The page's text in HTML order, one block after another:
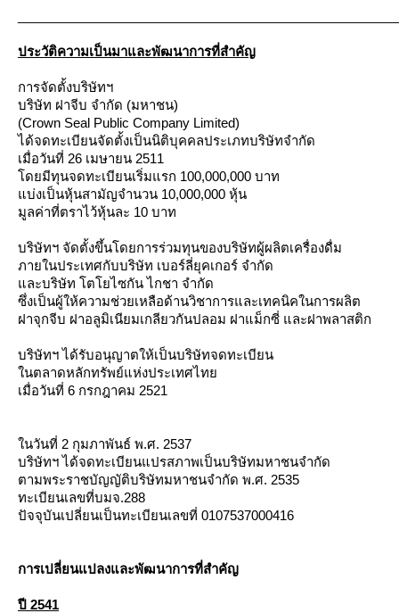
ประวัติความเป็นมาและพัฒนาการที่สำคัญ
การจัดตั้งบริษัทฯ
บริษัท ฝาจีบ จำกัด (มหาชน)
(Crown Seal Public Company Limited)
ได้จดทะเบียนจัดตั้งเป็นนิติบุคคลประเภทบริษัทจำกัด
เมื่อวันที่ 26 เมษายน 2511
ดยมีทุนจดทะเบียนเริ่มแรก 100,000,000 บาท
บ่งเป็นหุ้นสามัญจำนวน 10,000,000 หุ้น
มูลค่าที่ตราไว้หุ้นละ 10 บาท
บริษัทฯ จัดตั้งขึ้นโดยการร่วมทุนของบริษัทผู้ผลิตเครื่องดื่ม
ภายในประเทศกับบริษัท เบอร์ลี่ยุคเกอร์ จำกัด
ละบริษัท โตโยไซกัน ไกชา จำกัด
ซึ่งเป็นผู้ให้ความช่วยเหลือด้านวิชาการและเทคนิคในการผลิต
ฝาจุกจีบ ฝาอลูมิเนียมเกลียวกันปลอม ฝาแม็กซี่ และฝาพลาสติก
บริษัทฯ ได้รับอนุญาตให้เป็นบริษัทจดทะเบียน
นตลาดหลักทรัพย์แห่งประเทศไท
เมื่อวันที่ 6 กรกฎาคม 2521
นวันที่ 2 กุมภาพันธ์ พ.ศ. 2537
บริษัทฯ ได้จดทะเบียนแปรสภาพเป็นบริษัทมหาชนจำกัด
ตามพระราชบัญญัติบริษัทมหาชนจำกัด พ.ศ. 2535
ทะเบียนเลขที่บมจ.288
ปัจจุบันเปลี่ยนเป็นทะเบียนเลขที่ 0107537000416
การเปลี่ยนแปลงและพัฒนาการที่สำคัญ
ปี 2541